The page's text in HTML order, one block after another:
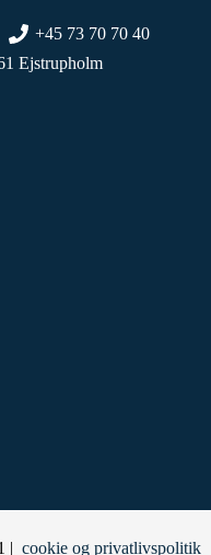
+45 73 70 70 40
Ejstrupholm
| cookie og privatlivspolitik